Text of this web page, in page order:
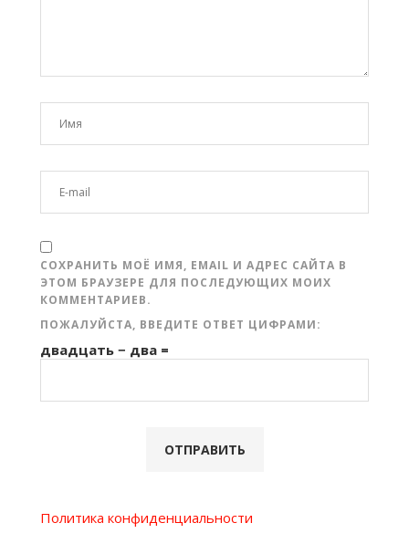
СОХРАНИТЬ МОЁ ИМЯ, EMAIL И АДРЕС САЙТА В
ЭТОМ БРАУЗЕРЕ ДЛЯ ПОСЛЕДУЮЩИХ МОИХ
КОММЕНТАРИЕВ.
ПОЖАЛУЙСТА, ВВЕДИТЕ ОТВЕТ ЦИФРАМИ:
двадцать − два =
Политика конфиденциальности